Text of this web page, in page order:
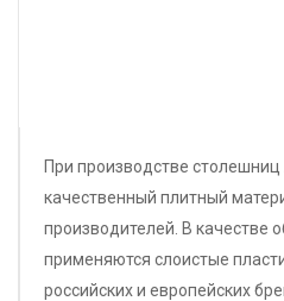
При производстве
качественный плитный
производителей. В качестве
применяются слоистые
российских и европейских